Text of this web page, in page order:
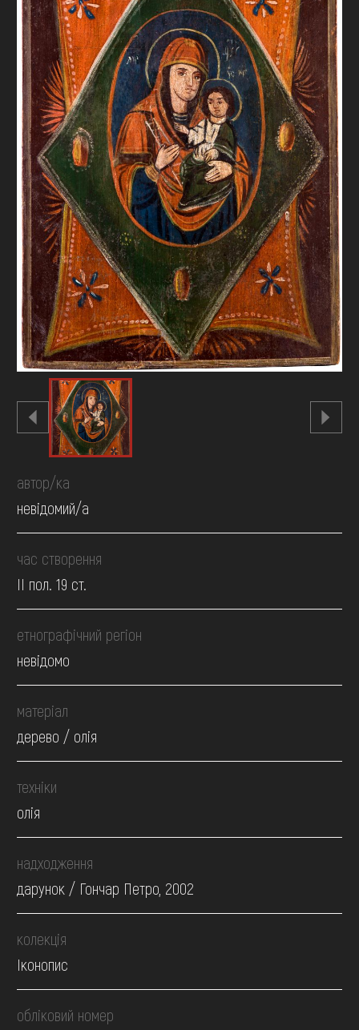
ОНЛАЙН-КРАМНИЦЯ
ПІДТРИМАТИ
автор/ка
невідомий/а
час створення
II пол. 19 ст.
етнографічний регіон
невідомо
матеріал
дерево / олія
техніки
олія
надходження
дарунок / Гончар Петро, 2002
колекція
Іконопис
обліковий номер